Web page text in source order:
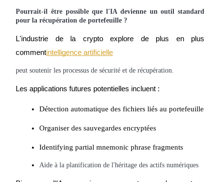
Des investissements exclusifs pour les détenteurs de BTR
Prêts
Service d'emprunt adossé à des cryptomonnaies
Pourrait-il être possible que l'IA devienne un outil standard
pour la récupération de portefeuille ?
L'industrie de la crypto explore de plus en plus
commentintelligence artificielle
peut soutenir les processus de sécurité et de récupération.
Les applications futures potentielles incluent :
Détection automatique des fichiers liés au portefeuille
Organiser des sauvegardes encryptées
Identifying partial mnemonic phrase fragments
Aide à la planification de l'héritage des actifs numériques